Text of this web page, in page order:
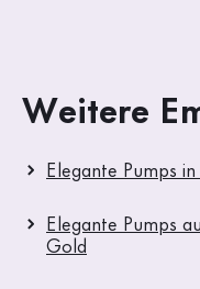
Weitere
Elegante Pumps
Elegante Pumps
Gold